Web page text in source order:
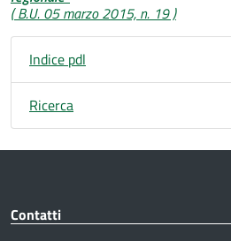
( B.U. 05 marzo 2015, n. 19 )
Indice pdl
Ricerca
Contatti